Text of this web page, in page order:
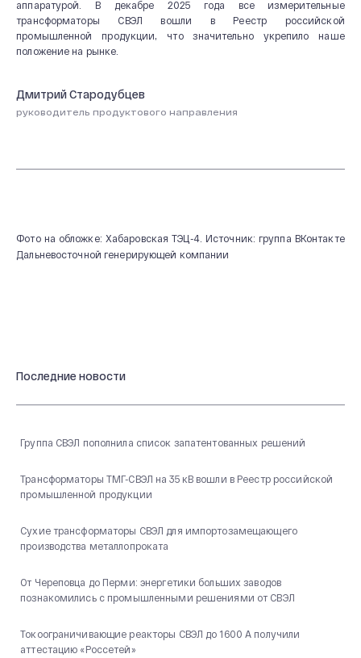
аппаратурой. В декабре 2025 года все измерительные
трансформаторы СВЭЛ вошли в Реестр российской
промышленной продукции, что значительно укрепило наше
положение на рынке.
Дмитрий Стародубцев
руководитель продуктового направления
Фото на обложке: Хабаровская ТЭЦ-4. Источник: группа ВКонтакте
Дальневосточной генерирующей компании
Последние новости
Группа СВЭЛ пополнила список запатентованных решений
Трансформаторы ТМГ-СВЭЛ на 35 кВ вошли в Реестр российской
промышленной продукции
Сухие трансформаторы СВЭЛ для импортозамещающего
производства металлопроката
От Череповца до Перми: энергетики больших заводов
познакомились с промышленными решениями от СВЭЛ
Токоограничивающие реакторы СВЭЛ до 1600 А получили
аттестацию «Россетей»